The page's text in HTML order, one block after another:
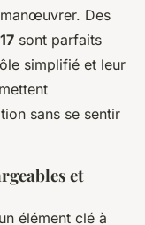
Des
sont parfaits
simplifié et leur
sans se sentir
et
élément clé à